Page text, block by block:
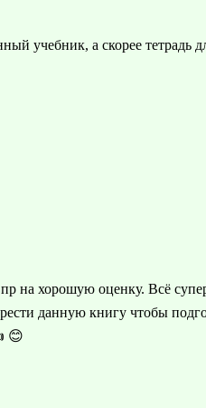
учебник, а скорее тетрадь
на хорошую оценку. Всё
данную книгу чтобы
😊